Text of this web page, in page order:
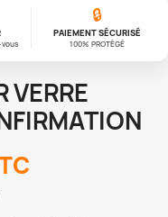
🔒
PAIEMENT SÉCURISÉ
100% PROTÉGÉ
VERRE